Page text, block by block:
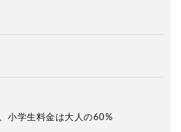
小学生料金は大人の60%